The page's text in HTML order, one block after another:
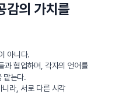
감의 가치를
아니다.
과 협업하며, 각자의 언어를
맡는다.
라, 서로 다른 시각